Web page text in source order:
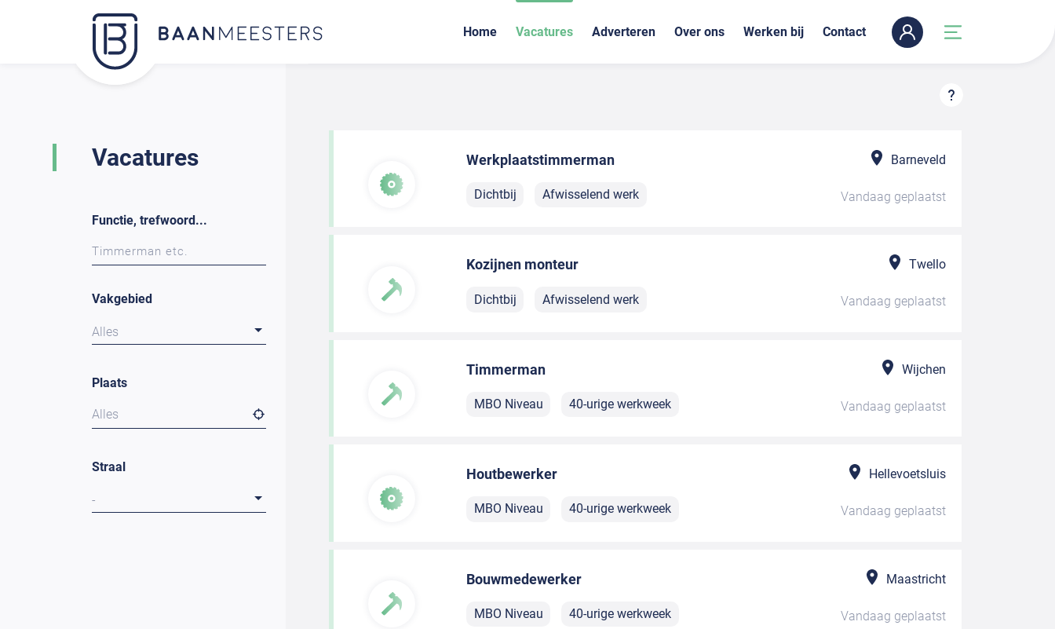
Home Vacatures Adverteren Over ons Werken bij Contact
Vacatures
Functie, trefwoord...
Vakgebied
Alles
Plaats
Alles
Straal
-
Werkplaatstimmerman Barneveld
Dichtbij Afwisselend werk Vandaag geplaatst
Kozijnen monteur Twello
Dichtbij Afwisselend werk Vandaag geplaatst
Timmerman Wijchen
MBO Niveau 40-urige werkweek Vandaag geplaatst
Houtbewerker Hellevoetsluis
MBO Niveau 40-urige werkweek Vandaag geplaatst
Bouwmedewerker Maastricht
MBO Niveau 40-urige werkweek Vandaag geplaatst